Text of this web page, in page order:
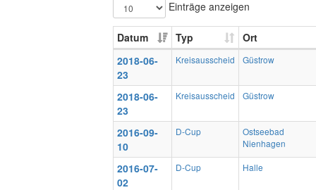
Einträge anzeigen
Datum Typ
Ort
2018-06-
23
Kreisausscheid Güstrow
2018-06-
23
Kreisausscheid Güstrow
2016-09-
10
D-Cup
Ostseebad
Nienhagen
2016-07-
02
D-Cup Halle